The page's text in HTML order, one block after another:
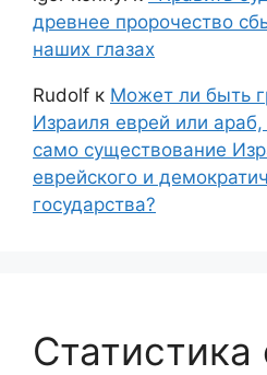
древнее пророчество
наших глазах
Rudolf к Может ли быть
Израиля еврей или
само существование
еврейского и
государства?
Статистика